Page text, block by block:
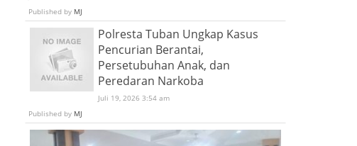
Published by MJ
Polresta Tuban Ungkap Kasus
Pencurian Berantai,
Persetubuhan Anak, dan
Peredaran Narkoba
Juli 19, 2026 3:54 am
Published by MJ